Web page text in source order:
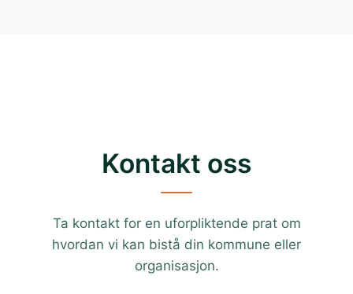
Kontakt oss
Ta kontakt for en uforpliktende prat om
hvordan vi kan bistå din kommune eller
organisasjon.